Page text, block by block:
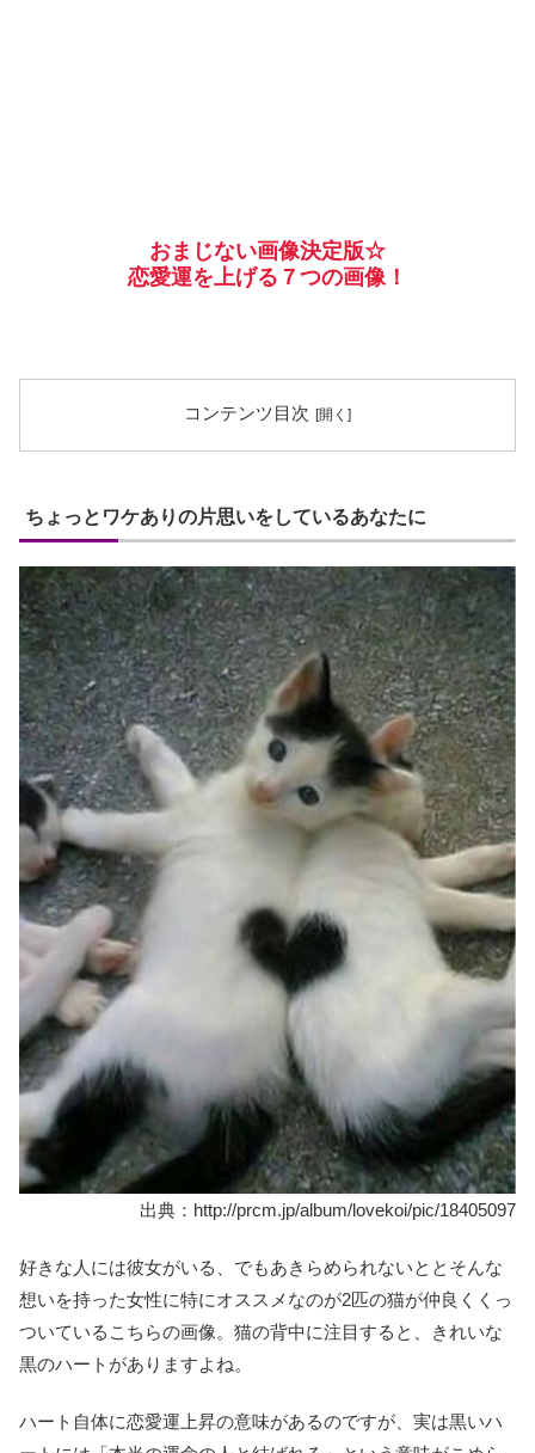
おまじない画像決定版☆
恋愛運を上げる７つの画像！
コンテンツ目次
ちょっとワケありの片思いをしているあなたに
出典：http://prcm.jp/album/lovekoi/pic/18405097
好きな人には彼女がいる、でもあきらめられないととそんな
想いを持った女性に特にオススメなのが2匹の猫が仲良くくっ
ついているこちらの画像。猫の背中に注目すると、きれいな
黒のハートがありますよね。
ハート自体に恋愛運上昇の意味があるのですが、実は黒いハ